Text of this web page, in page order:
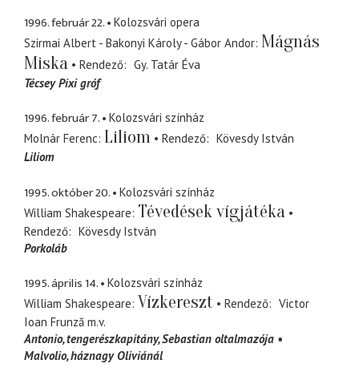
1996. február 22.
Kolozsvári opera
Szirmai Albert - Bakonyi Károly - Gábor Andor Mágnás
Miska
Rendező
Gy. Tatár Éva
Técsey Pixi gróf
1996. február 7.
Kolozsvári színház
Molnár Ferenc Liliom Rendező
Kövesdy István
Liliom
1995. október 20.
Kolozsvári színház
William Shakespeare Tévedések vígjátéka
Rendező
Kövesdy István
Porkoláb
1995. április 14.
Kolozsvári színház
William Shakespeare Vízkereszt Rendező
Victor
Ioan Frunză m.v.
Antonio tengerészkapitány, Sebastian oltalmazója
Malvolio háznagy Oliviánál